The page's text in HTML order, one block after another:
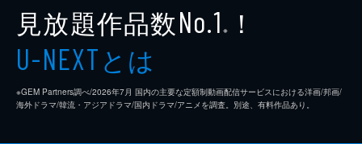
見放題作品数No.1 ※ ！
U-NEXTとは
※GEM Partners調べ/2026年7⽉ 国内の主要な定額制動画配信サービスにおける洋画/邦画/
海外ドラマ/韓流・アジアドラマ/国内ドラマ/アニメを調査。別途、有料作品あり。